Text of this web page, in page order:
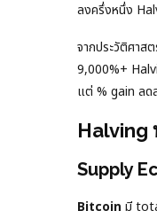
ลงครึ่งหนึ่ง
จากประวัติศาส
9,000%+
แต่ % gain ลด
Halving
Supply
Bitcoin มี